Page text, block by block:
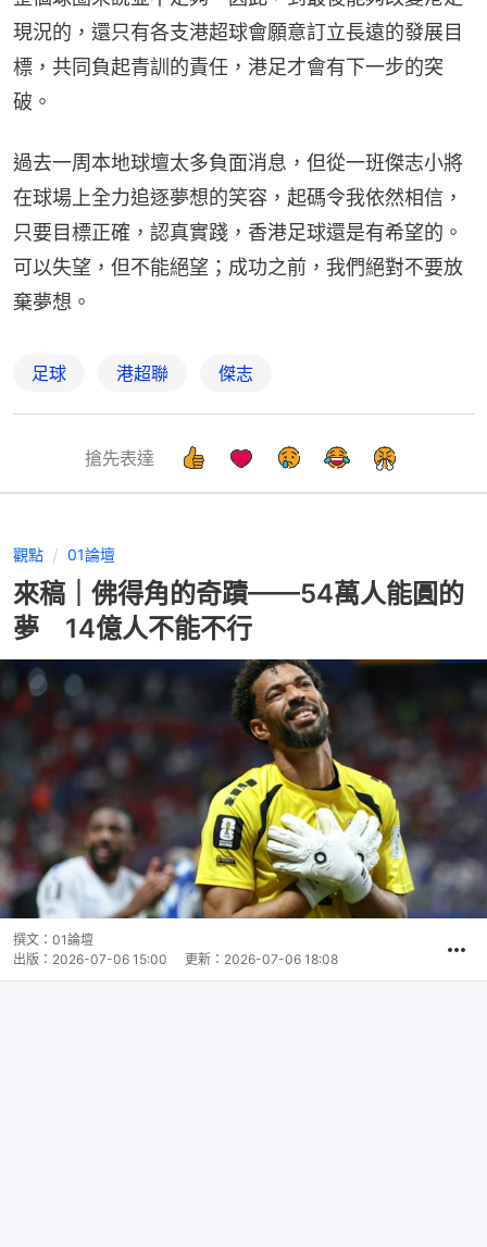
現況的，還只有各支港超球會願意訂立長遠的發展目
標，共同負起青訓的責任，港足才會有下一步的突
破。
過去一周本地球壇太多負面消息，但從一班傑志小將
在球場上全力追逐夢想的笑容，起碼令我依然相信，
只要目標正確，認真實踐，香港足球還是有希望的。
可以失望，但不能絕望；成功之前，我們絕對不要放
棄夢想。
足球 港超聯 傑志
搶先表達
觀點 01論壇
來稿｜佛得角的奇蹟——54萬人能圓的
夢 14億人不能不行
撰文： 01論壇
出版： 2026-07-06 15:00 更新： 2026-07-06 18:08